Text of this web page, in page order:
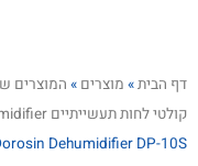
דף הבית» מוצרים » המוצרים
קולטי לחות תעשייתיים Dorosin - Dehumidifier
Dehumidifier DP-10S